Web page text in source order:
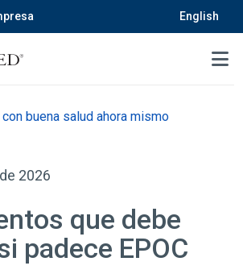
English
MENU
buena salud ahora mismo
2026
que debe
padece EPOC